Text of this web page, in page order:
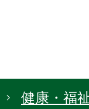
健康・福